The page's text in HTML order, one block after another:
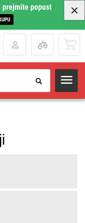
prejmite popust